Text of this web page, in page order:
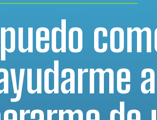
a